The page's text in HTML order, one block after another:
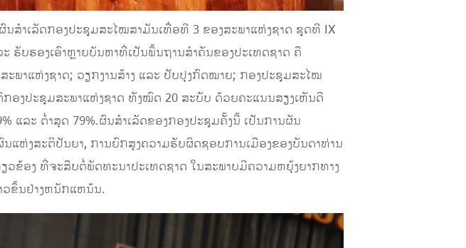
ສໍາເລັດກອງປະຊຸມສະໄໝສາມັນເທື່ອທີ 3 ຂອງສະພາແຫ່ງຊາດ ຊຸດທີ IX
ຮັບຮອງເອົາຫຼາຍບັນຫາທີ່ເປັນພື້ນຖານສຳຄັນຂອງປະເທດຊາດ ຄື
ະພາແຫ່ງຊາດ; ວຽກງານສ້າງ ແລະ ປັບປຸງກົດໝາຍ; ກອງປະຊຸມສະໄໝ
ອງປະຊຸມສະພາແຫ່ງຊາດ ທັງໝົດ 20 ສະບັບ ດ້ວຍຄະແນນສຽງເຫັນດີ
ແລະ ຕໍ່າສຸດ 79%.ຜົນສໍາເລັດຂອງກອງປະຊຸມຄັ້ງນີ້ ເປັນການຜັນ
ຫ່ງສະຕິປັນຍາ, ການຍົກສູງຄວາມຮັບຜິດຊອບການເມືອງຂອງບັນດາທ່ານ
ຂ້ອງ ທີ່ຈະສືບຕໍ່ພັດທະນາປະເທດຊາດ ໃນສະພາບມີຄວາມຫຍຸ້ງຍາກທາງ
ວຂຶ້ນຢ່າງຫນັກແຫນ້ນ.